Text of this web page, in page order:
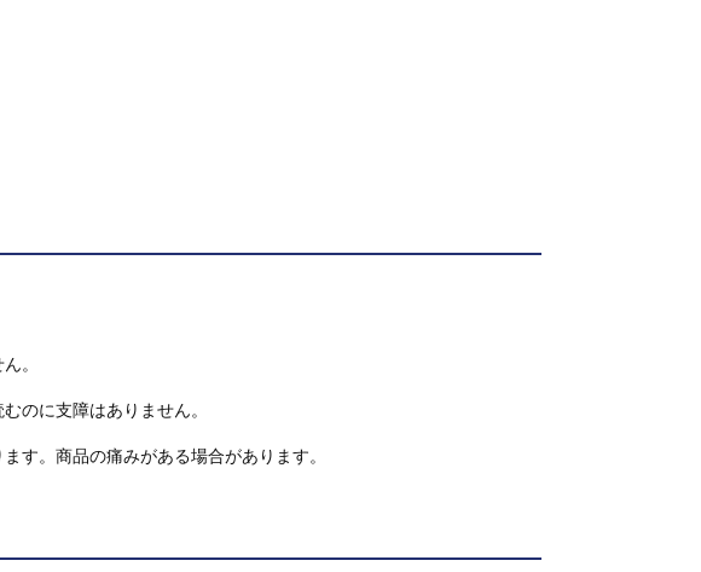
。
のに支障はありません。
す。商品の痛みがある場合があります。